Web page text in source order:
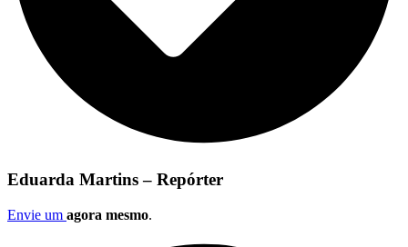
Eduarda Martins – Repórter
Envie um agora mesmo.